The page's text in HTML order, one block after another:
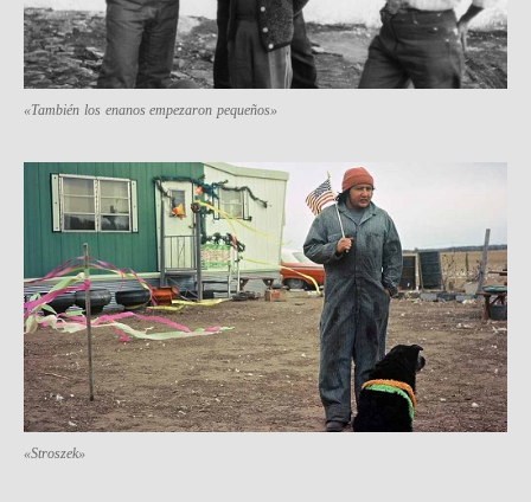
«También los enanos empezaron pequeños»
«Stroszek»